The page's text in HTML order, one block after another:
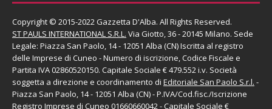
Copyright © 2015-2022 Gazzetta D'Alba. All Rights Reserved.
ST PAULS INTERNATIONAL S.R.L. Via Giotto, 36 - 20145 Milano. Sede
Legale: Piazza San Paolo, 14 - 12051 Alba (CN) Iscritta al registro
delle Imprese di Cuneo - Numero di iscrizione, Codice Fiscale e
Partita IVA 02860520150. Capitale Sociale € 479.552 i.v. Società
soggetta a direzione e coordinamento di Editoriale San Paolo S.r.l. -
Piazza San Paolo, 14 - 12051 Alba (CN) - P.IVA/Cod.fisc./Iscrizione
Registro Imprese di Cuneo 01660660042 - Capitale Sociale €